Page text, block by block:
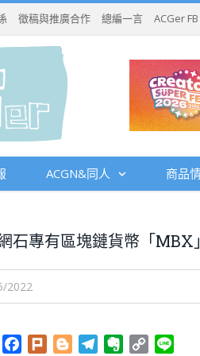
徵稿與推廣合作 總編一言 ACGer FB
ACGN&同人 商品
石專有區塊鏈貨幣「
2022
Facebook
Plurk BloggerTelegramEvernote
Copy